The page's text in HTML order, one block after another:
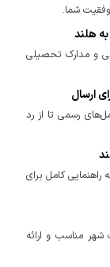
شما.
هلند
و مدارک تحصیلی
ارسال
رسمی تا از رد
راهنمایی کامل برای
شهر مناسب و ارائه